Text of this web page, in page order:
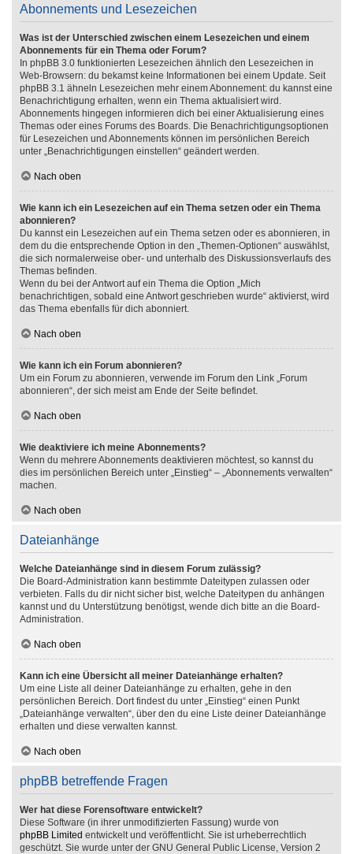
Abonnements und Lesezeichen
Was ist der Unterschied zwischen einem Lesezeichen und einem
Abonnements für ein Thema oder Forum?
In phpBB 3.0 funktionierten Lesezeichen ähnlich den Lesezeichen in
Web-Browsern: du bekamst keine Informationen bei einem Update. Seit
phpBB 3.1 ähneln Lesezeichen mehr einem Abonnement: du kannst eine
Benachrichtigung erhalten, wenn ein Thema aktualisiert wird.
Abonnements hingegen informieren dich bei einer Aktualisierung eines
Themas oder eines Forums des Boards. Die Benachrichtigungsoptionen
für Lesezeichen und Abonnements können im persönlichen Bereich
unter „Benachrichtigungen einstellen“ geändert werden.
Nach oben
Wie kann ich ein Lesezeichen auf ein Thema setzen oder ein Thema
abonnieren?
Du kannst ein Lesezeichen auf ein Thema setzen oder es abonnieren, in
dem du die entsprechende Option in den „Themen-Optionen“ auswählst,
die sich normalerweise ober- und unterhalb des Diskussionsverlaufs des
Themas befinden.
Wenn du bei der Antwort auf ein Thema die Option „Mich
benachrichtigen, sobald eine Antwort geschrieben wurde“ aktivierst, wird
das Thema ebenfalls für dich abonniert.
Nach oben
Wie kann ich ein Forum abonnieren?
Um ein Forum zu abonnieren, verwende im Forum den Link „Forum
abonnieren“, der sich meist am Ende der Seite befindet.
Nach oben
Wie deaktiviere ich meine Abonnements?
Wenn du mehrere Abonnements deaktivieren möchtest, so kannst du
dies im persönlichen Bereich unter „Einstieg“ – „Abonnements verwalten“
machen.
Nach oben
Dateianhänge
Welche Dateianhänge sind in diesem Forum zulässig?
Die Board-Administration kann bestimmte Dateitypen zulassen oder
verbieten. Falls du dir nicht sicher bist, welche Dateitypen du anhängen
kannst und du Unterstützung benötigst, wende dich bitte an die Board-
Administration.
Nach oben
Kann ich eine Übersicht all meiner Dateianhänge erhalten?
Um eine Liste all deiner Dateianhänge zu erhalten, gehe in den
persönlichen Bereich. Dort findest du unter „Einstieg“ einen Punkt
„Dateianhänge verwalten“, über den du eine Liste deiner Dateianhänge
erhalten und diese verwalten kannst.
Nach oben
phpBB betreffende Fragen
Wer hat diese Forensoftware entwickelt?
Diese Software (in ihrer unmodifizierten Fassung) wurde von
phpBB Limited entwickelt und veröffentlicht. Sie ist urheberrechtlich
geschützt. Sie wurde unter der GNU General Public License, Version 2